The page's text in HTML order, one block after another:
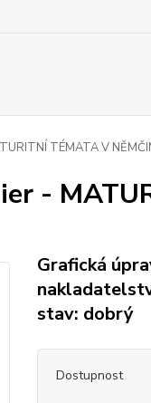
TÉMATA V
-
Grafická
stav: dobrý
Dostupnost